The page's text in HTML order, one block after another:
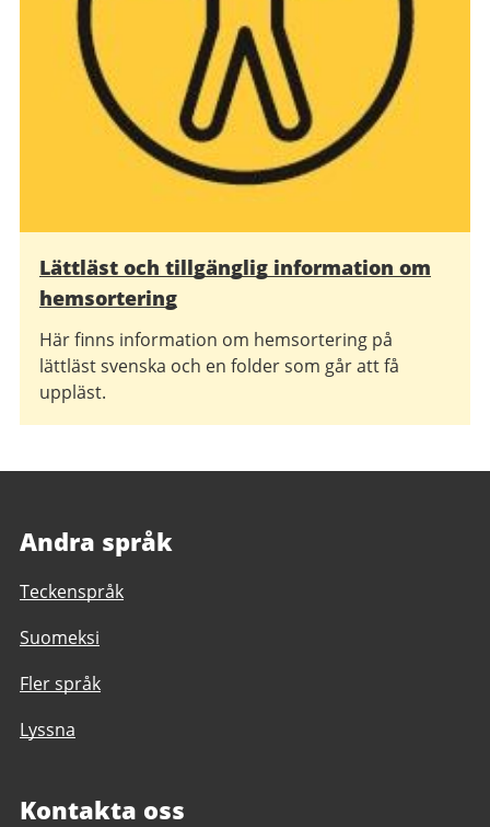
Lättläst och tillgänglig information om
hemsortering
Här finns information om hemsortering på
lättläst svenska och en folder som går att få
uppläst.
Andra språk
Teckenspråk
Suomeksi
Fler språk
Lyssna
Kontakta oss